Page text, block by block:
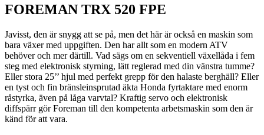
FOREMAN TRX 520 FPE
Javisst, den är snygg att se på, men det här är också en maskin som
bara växer med uppgiften. Den har allt som en modern ATV
behöver och mer därtill. Vad sägs om en sekventiell växellåda i fem
steg med elektronisk styrning, lätt reglerad med din vänstra tumme?
Eller stora 25’’ hjul med perfekt grepp för den halaste berghäll? Eller
en tyst och fin bränsleinsprutad äkta Honda fyrtaktare med enorm
råstyrka, även på låga varvtal? Kraftig servo och elektronisk
diffspärr gör Foreman till den kompetenta arbetsmaskin som den är
känd för att vara.